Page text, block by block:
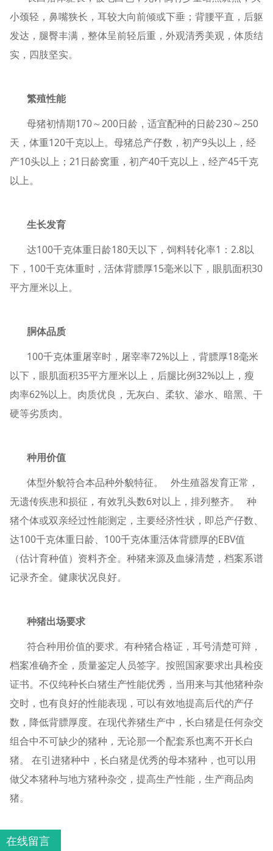
小颈轻，鼻嘴狭长，耳较大向前倾或下垂；背腰平直，后躯
发达，腿臀丰满，整体呈前轻后重，外观清秀美观，体质结
实，四肢坚实。
繁殖性能
母猪初情期170～200日龄，适宜配种的日龄230～250
天，体重120千克以上。母猪总产仔数，初产9头以上，经
产10头以上；21日龄窝重，初产40千克以上，经产45千克
以上。
生长发育
达100千克体重日龄180天以下，饲料转化率1：2.8以
下，100千克体重时，活体背膘厚15毫米以下，眼肌面积30
平方厘米以上。
胴体品质
100千克体重屠宰时，屠宰率72%以上，背膘厚18毫米
以下，眼肌面积35平方厘米以上，后腿比例32%以上，瘦
肉率62%以上。肉质优良，无灰白、柔软、渗水、暗黑、干
硬等劣质肉。
种用价值
体型外貌符合本品种外貌特征。 外生殖器发育正常，
无遗传疾患和损征，有效乳头数6对以上，排列整齐。 种
猪个体或双亲经过性能测定，主要经济性状，即总产仔数、
达100千克体重日龄、100千克体重活体背膘厚的EBV值
（估计育种值）资料齐全。种猪来源及血缘清楚，档案系谱
记录齐全。健康状况良好。
种猪出场要求
符合种用价值的要求。有种猪合格证，耳号清楚可辩，
档案准确齐全，质量鉴定人员签字。按照国家要求出具检疫
证书。不仅纯种长白猪生产性能优秀，当用来与其他猪种杂
交时，也有良好的性能表现，可以有效地提高后代的产仔
数，降低背膘厚度。在现代养猪生产中，长白猪是任何杂交
组合中不可缺少的猪种，无论那一个配套系也离不开长白
猪。 在引进猪种中，长白猪是优秀的母本猪种，也可以用
做父本猪种与地方猪种杂交，提高生产性能，生产商品肉
猪。
在线留言